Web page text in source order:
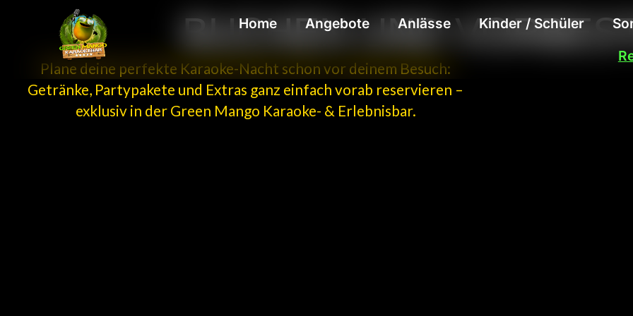
Home Angebote Anlässe Kinder / Schüler
BUCHEN UND
Plane deine perfekte Karaoke-Nacht schon vor deinem Besuch:
Getränke, Partypakete und Extras ganz einfach vorab reservieren –
exklusiv in der Green Mango Karaoke- & Erlebnisbar.